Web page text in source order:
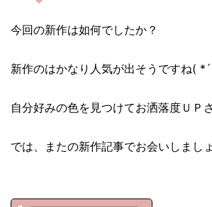
今回の新作は如何でしたか？
新作のはかなり人気が出そうですね(
自分好みの色を見つけてお洒落度ＵＰ
では、またの新作記事でお会いしま